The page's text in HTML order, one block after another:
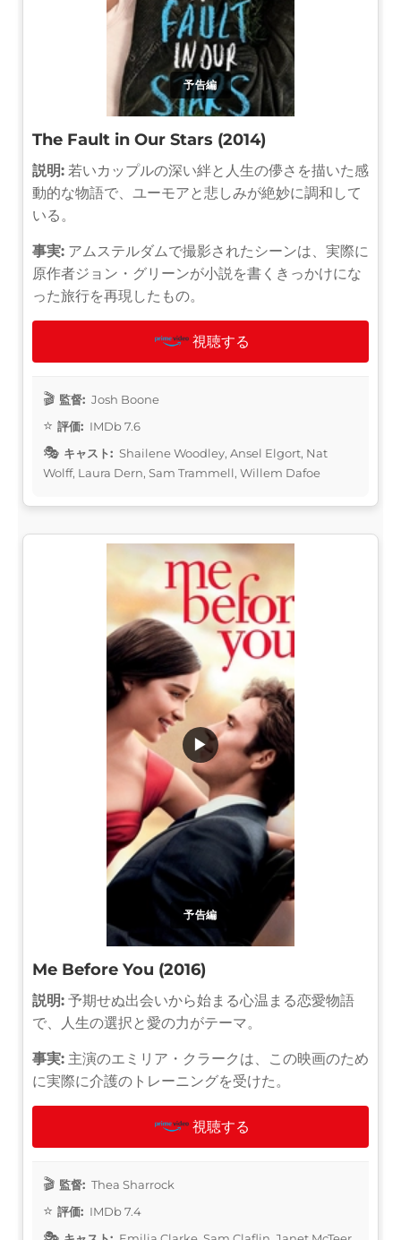
予告編
The Fault in Our Stars (2014)
説明: 若いカップルの深い絆と人生の儚さを描いた感
動的な物語で、ユーモアと悲しみが絶妙に調和して
いる。
事実: アムステルダムで撮影されたシーンは、実際に
原作者ジョン・グリーンが小説を書くきっかけにな
った旅行を再現したもの。
視聴する
監督: Josh Boone
評価: IMDb 7.6
キャスト: Shailene Woodley, Ansel Elgort, Nat
Wolff, Laura Dern, Sam Trammell, Willem Dafoe
予告編
▶
Me Before You (2016)
説明: 予期せぬ出会いから始まる心温まる恋愛物語
で、人生の選択と愛の力がテーマ。
事実: 主演のエミリア・クラークは、この映画のため
に実際に介護のトレーニングを受けた。
視聴する
監督: Thea Sharrock
評価: IMDb 7.4